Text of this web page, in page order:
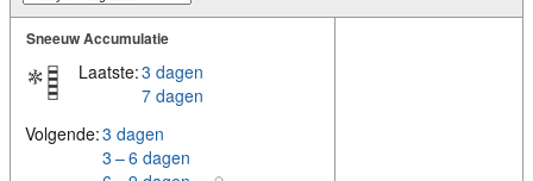
Sneeuw Accumulatie
Laatste:3 dagen
7 dagen
Volgende:3 dagen
3 – 6 dagen